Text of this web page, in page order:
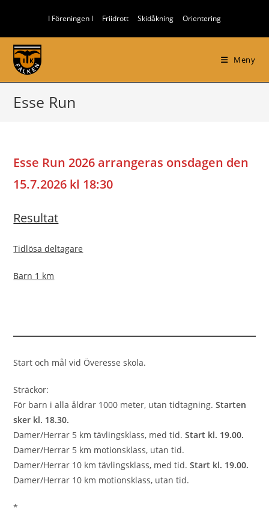
innehållet
I Föreningen I Friidrott Skidåkning Orientering
Meny
Esse Run
Esse Run 2026 arrangeras onsdagen den
15.7.2026 kl 18:30
Resultat
Tidlösa deltagare
Barn 1 km
Start och mål vid Överesse skola.
Sträckor:
För barn i alla åldrar 1000 meter, utan tidtagning.Starten
sker kl. 18.30.
Damer/Herrar 5 km tävlingsklass, med tid.Start kl. 19.00.
Damer/Herrar 5 km motionsklass, utan tid.
Damer/Herrar 10 km tävlingsklass, med tid.Start kl. 19.00.
Damer/Herrar 10 km motionsklass, utan tid.